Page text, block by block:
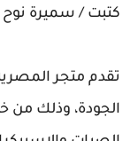
كتبت / سميرة نوح
تقدم متجر
الجودة، وذلك من